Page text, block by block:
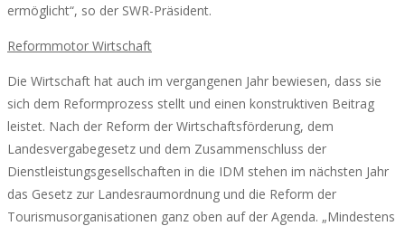
ermöglicht“, so der SWR-Präsident.
Reformmotor Wirtschaft
Die Wirtschaft hat auch im vergangenen Jahr bewiesen, dass sie
sich dem Reformprozess stellt und einen konstruktiven Beitrag
leistet. Nach der Reform der Wirtschaftsförderung, dem
Landesvergabegesetz und dem Zusammenschluss der
Dienstleistungsgesellschaften in die IDM stehen im nächsten Jahr
das Gesetz zur Landesraumordnung und die Reform der
Tourismusorganisationen ganz oben auf der Agenda. „Mindestens